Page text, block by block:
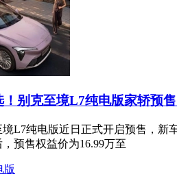
！别克至境L7纯电版家轿预
境L7纯电版近日正式开启预售，新
预售权益价为16.99万至
版